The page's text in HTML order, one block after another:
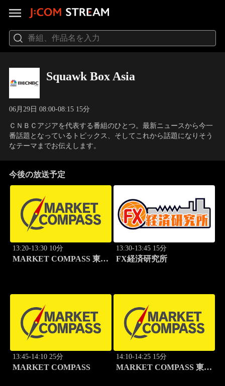
Squawk Box Asia
06月29日 08:00-08:15 15分
ＣＮＢＣアジアを代表する番組のひとつ。最新ニュースから今一
番話題となっているトピックス、そしてこれから話題になりそう
なテーマまでお伝えします。
今後の放送予定
13:20-13:30 10分
MARKET COMPASS 東証
13:30-13:45 15分
FX経済研究所
13:45-14:10 25分
MARKET COMPASS
14:10-14:25 15分
MARKET COMPASS 東証